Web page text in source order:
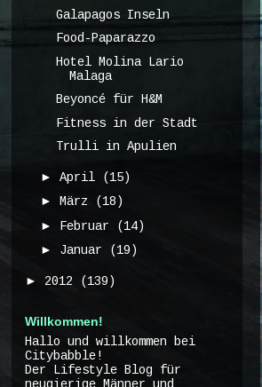
Galapagos Inseln
Food-Paparazzo
Hotel Molina Lario
Malaga
Beyoncé für H&M
Fitness in der Stadt
Trulli in Apulien
► April
(15)
► März
(18)
►
Februar
(14)
► Januar (19)
► 2012 (139)
Willkommen!
Hallo und willkommen bei
Citybabble!
Der Lifestyle Blog für
neugierige Männer und